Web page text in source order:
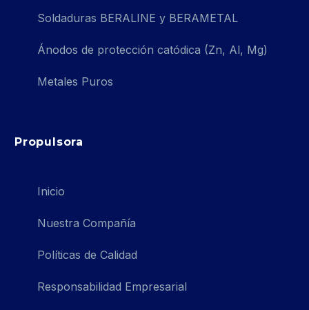
Soldaduras BERALINE y BERAMETAL
Ánodos de protección catódica (Zn, Al, Mg)
Metales Puros
Propulsora
Inicio
Nuestra Compañía
Políticas de Calidad
Responsabilidad Empresarial